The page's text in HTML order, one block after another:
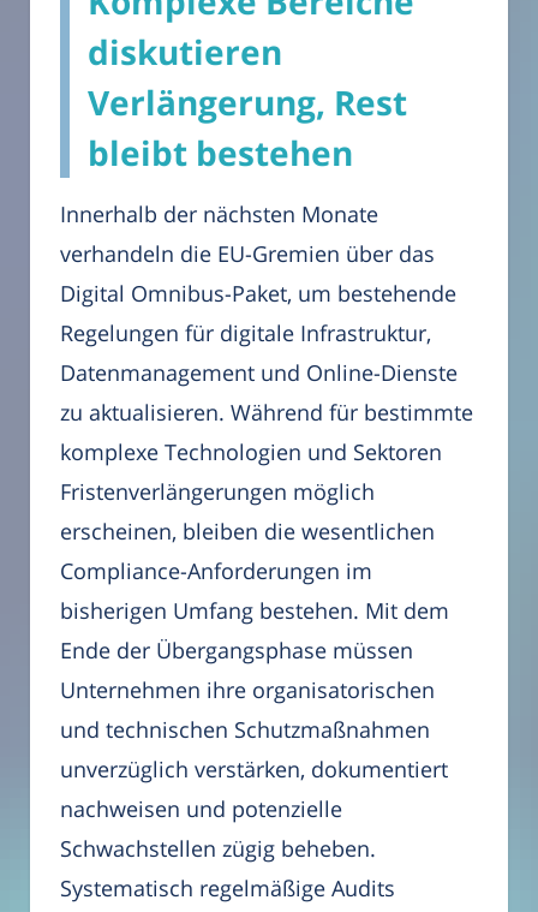
diskutieren
Verlängerung, Rest
bleibt bestehen
Innerhalb der nächsten Monate
verhandeln die EU-Gremien über das
Digital Omnibus-Paket, um bestehende
Regelungen für digitale Infrastruktur,
Datenmanagement und Online-Dienste
zu aktualisieren. Während für bestimmte
komplexe Technologien und Sektoren
Fristenverlängerungen möglich
erscheinen, bleiben die wesentlichen
Compliance-Anforderungen im
bisherigen Umfang bestehen. Mit dem
Ende der Übergangsphase müssen
Unternehmen ihre organisatorischen
und technischen Schutzmaßnahmen
unverzüglich verstärken, dokumentiert
nachweisen und potenzielle
Schwachstellen zügig beheben.
Systematisch regelmäßige Audits